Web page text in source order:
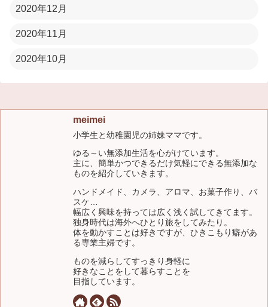
2020年12月
2020年11月
2020年10月
meimei
小学生と幼稚園児の姉妹ママです。
ゆる～い無添加生活を心がけています。
主に、簡単かつできるだけ気軽にできる無添加な
ものを紹介していきます。
ハンドメイド、カメラ、アロマ、お菓子作り、バ
スケ…
幅広く興味を持っては広く浅く試してきてます。
独身時代は海外へひとり旅をしてみたり。
体を動かすことは好きですが、ひきこもり癖があ
る専業主婦です。
ものを減らしてすっきり身軽に
好きなことをして暮らすことを
目指しています。